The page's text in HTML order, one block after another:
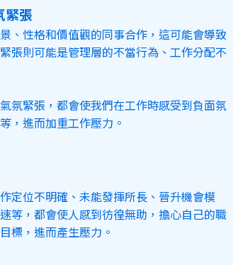
緊張
、性格和價值觀的同事合作，這可能會導致
張則可能是管理層的不當行為、工作分配不
氛緊張，都會使我們在工作時感受到負面氛
，進而加重工作壓力。
定位不明確、未能發揮所長、晉升機會模
等，都會使人感到彷徨無助，擔心自己的職
標，進而產生壓力。